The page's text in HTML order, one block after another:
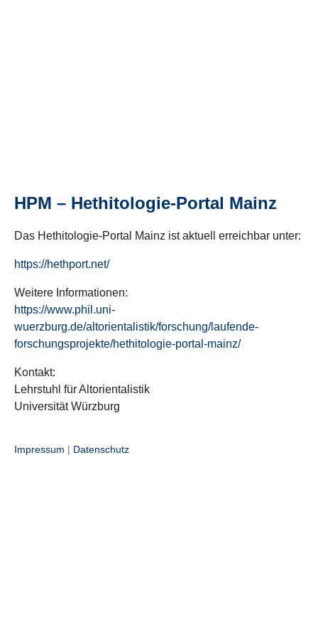
HPM – Hethitologie-Portal Mainz
Das Hethitologie-Portal Mainz ist aktuell erreichbar unter:
https://hethport.net/
Weitere Informationen:
https://www.phil.uni-
wuerzburg.de/altorientalistik/forschung/laufende-
forschungsprojekte/hethitologie-portal-mainz/
Kontakt:
Lehrstuhl für Altorientalistik
Universität Würzburg
Impressum | Datenschutz